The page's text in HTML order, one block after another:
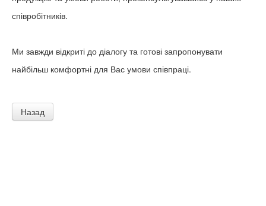
співробітників.
Ми завжди відкриті до діалогу та готові запропонувати
найбільш комфортні для Вас умови співпраці.
Назад